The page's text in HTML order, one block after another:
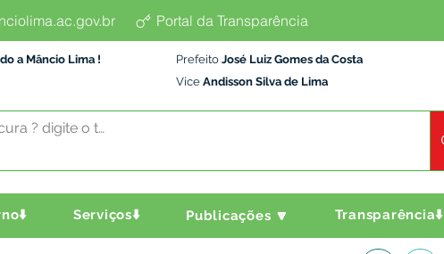
Portal da Transparência
a Mâncio Lima ! Prefeito José Luiz Gomes da Costa
Vice Andisson Silva de Lima
Serviços⬇️ Publicações 🔽 Transparência⬇️